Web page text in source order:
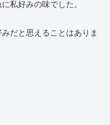
私好みの味でした。
だと思えることはありま